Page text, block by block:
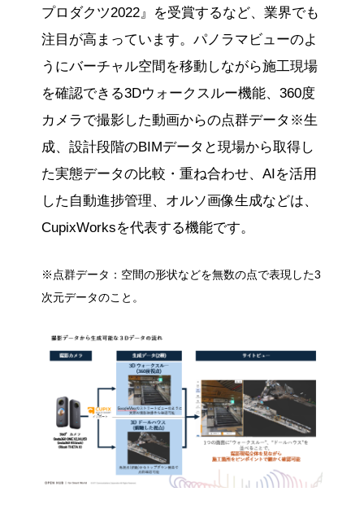
プロダクツ2022』を受賞するなど、業界でも
注目が高まっています。パノラマビューのよ
うにバーチャル空間を移動しながら施工現場
を確認できる3Dウォークスルー機能、360度
カメラで撮影した動画からの点群データ※生
成、設計段階のBIMデータと現場から取得し
た実態データの比較・重ね合わせ、AIを活用
した自動進捗管理、オルソ画像生成などは、
CupixWorksを代表する機能です。
※点群データ：空間の形状などを無数の点で表現した3
次元データのこと。